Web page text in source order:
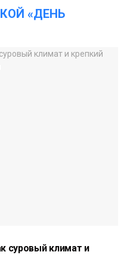
«ДЕНЬ
суровый климат и